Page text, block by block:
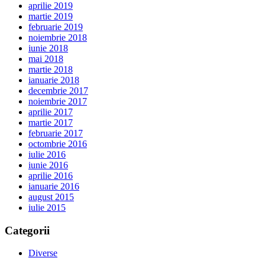
aprilie 2019
martie 2019
februarie 2019
noiembrie 2018
iunie 2018
mai 2018
martie 2018
ianuarie 2018
decembrie 2017
noiembrie 2017
aprilie 2017
martie 2017
februarie 2017
octombrie 2016
iulie 2016
iunie 2016
aprilie 2016
ianuarie 2016
august 2015
iulie 2015
Categorii
Diverse